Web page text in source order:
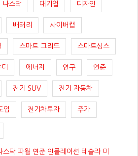
나스닥 대기업 디자인
배터리 사이버캡
스마트 그리드 스마트싱스
에너지 연구 연준
전기 SUV 전기 자동차
입 전기차투자 주가
닥 파월 연준 인플레이션 테슬라 미